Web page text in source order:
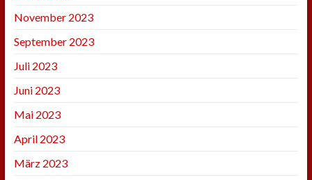
November 2023
September 2023
Juli 2023
Juni 2023
Mai 2023
April 2023
März 2023